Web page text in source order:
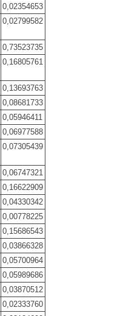
0,02354653
0,02799582
0,73523735
0,16805761
0,13693763
0,08681733
0,05946411
0,06977588
0,07305439
0,06747321
0,16622909
0,04330342
0,00778225
0,15686543
0,03866328
0,05700964
0,05989686
0,03870512
0,02333760